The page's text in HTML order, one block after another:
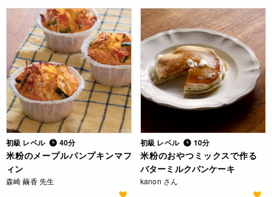
初級 レベル 40分
米粉のメープルパンプキンマフ
ィン
森崎 繭香 先生
初級 レベル 10分
米粉のおやつミックスで作る
バターミルクパンケーキ
kanon さん